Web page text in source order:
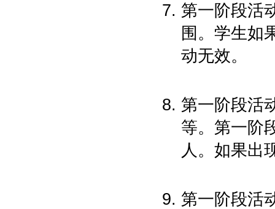
第一阶段活
围。学生如
动无效。
第一阶段活
等。第一阶
人。如果出
第一阶段活